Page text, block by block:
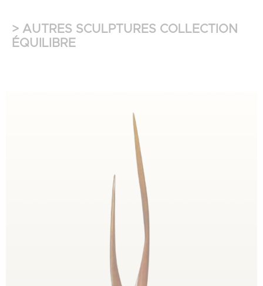
> AUTRES SCULPTURES COLLECTION
ÉQUILIBRE